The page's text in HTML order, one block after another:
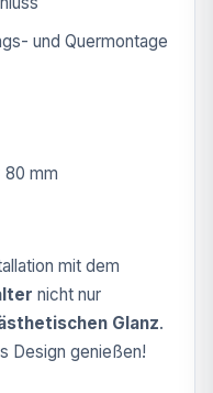
und Quermontage
mm
mit dem
nicht nur
Glanz.
Design genießen!